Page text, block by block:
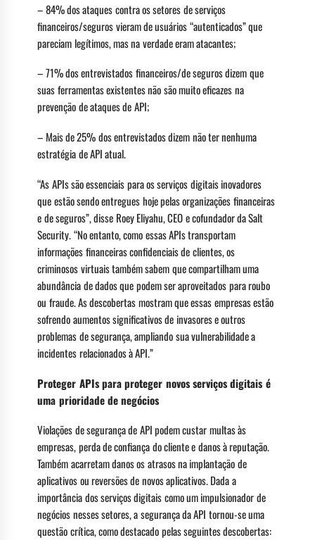
– 84% dos ataques contra os setores de serviços
financeiros/seguros vieram de usuários “autenticados” que
pareciam legítimos, mas na verdade eram atacantes;
– 71% dos entrevistados financeiros/de seguros dizem que
suas ferramentas existentes não são muito eficazes na
prevenção de ataques de API;
– Mais de 25% dos entrevistados dizem não ter nenhuma
estratégia de API atual.
“As APIs são essenciais para os serviços digitais inovadores
que estão sendo entregues hoje pelas organizações financeiras
e de seguros”, disse Roey Eliyahu, CEO e cofundador da Salt
Security. “No entanto, como essas APIs transportam
informações financeiras confidenciais de clientes, os
criminosos virtuais também sabem que compartilham uma
abundância de dados que podem ser aproveitados para roubo
ou fraude. As descobertas mostram que essas empresas estão
sofrendo aumentos significativos de invasores e outros
problemas de segurança, ampliando sua vulnerabilidade a
incidentes relacionados à API.”
Proteger APIs para proteger novos serviços digitais é
uma prioridade de negócios
Violações de segurança de API podem custar multas às
empresas, perda de confiança do cliente e danos à reputação.
Também acarretam danos os atrasos na implantação de
aplicativos ou reversões de novos aplicativos. Dada a
importância dos serviços digitais como um impulsionador de
negócios nesses setores, a segurança da API tornou-se uma
questão crítica, como destacado pelas seguintes descobertas: